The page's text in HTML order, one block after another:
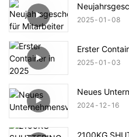
2025 01 08
Erster
2025 01 03
Neues
2024 12 16
2100KG